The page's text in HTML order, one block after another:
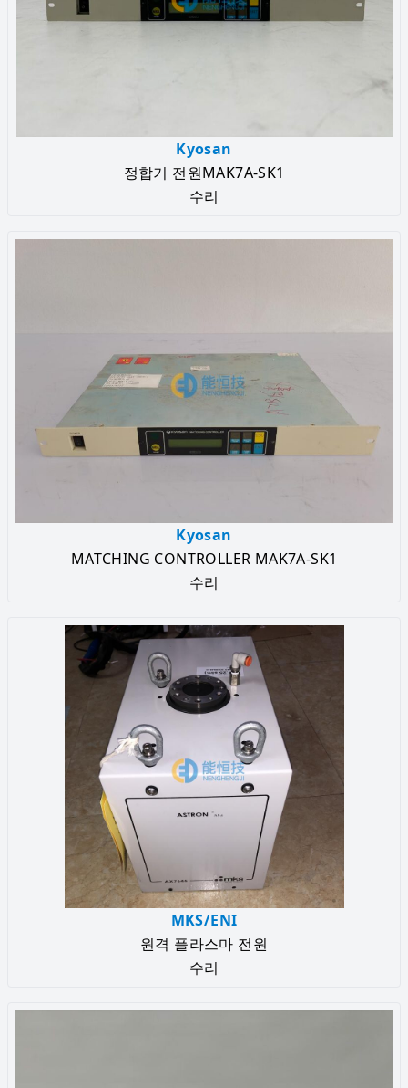
Kyosan
정합기 전원MAK7A-SK1
수리
Kyosan
MATCHING CONTROLLER MAK7A-SK1
수리
MKS/ENI
원격 플라스마 전원
수리